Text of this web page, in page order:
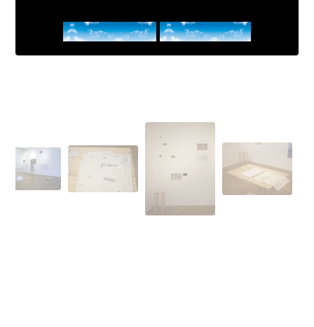
Suite logiqueJulie Annezo